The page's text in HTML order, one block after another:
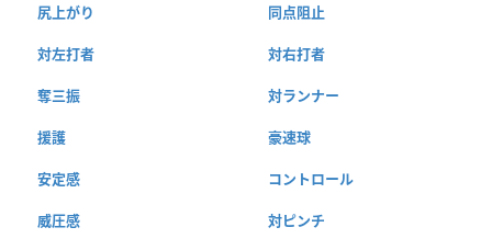
尻上がり 同点阻止
対左打者 対右打者
奪三振 対ランナー
援護 豪速球
安定感 コントロール
威圧感 対ピンチ